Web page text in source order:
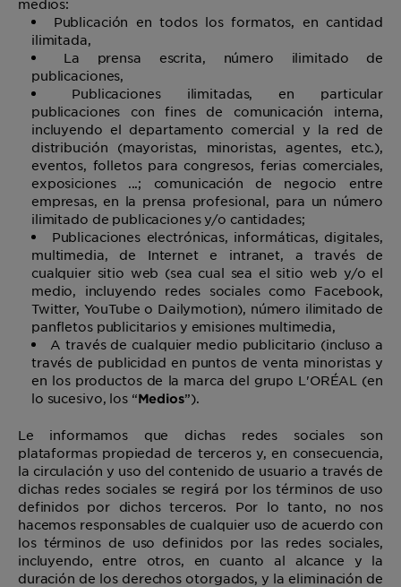
medios:
Publicación en todos los formatos, en cantidad
ilimitada,
La prensa escrita, número ilimitado de
publicaciones,
Publicaciones ilimitadas, en particular
publicaciones con fines de comunicación interna,
incluyendo el departamento comercial y la red de
distribución (mayoristas, minoristas, agentes, etc.),
eventos, folletos para congresos, ferias comerciales,
exposiciones ...; comunicación de negocio entre
empresas, en la prensa profesional, para un número
ilimitado de publicaciones y/o cantidades;
Publicaciones electrónicas, informáticas, digitales,
multimedia, de Internet e intranet, a través de
cualquier sitio web (sea cual sea el sitio web y/o el
medio, incluyendo redes sociales como Facebook,
Twitter, YouTube o Dailymotion), número ilimitado de
panfletos publicitarios y emisiones multimedia,
A través de cualquier medio publicitario (incluso a
través de publicidad en puntos de venta minoristas y
en los productos de la marca del grupo L'ORÉAL (en
lo sucesivo, los “Medios”).
Le informamos que dichas redes sociales son
plataformas propiedad de terceros y, en consecuencia,
la circulación y uso del contenido de usuario a través de
dichas redes sociales se regirá por los términos de uso
definidos por dichos terceros. Por lo tanto, no nos
hacemos responsables de cualquier uso de acuerdo con
los términos de uso definidos por las redes sociales,
incluyendo, entre otros, en cuanto al alcance y la
duración de los derechos otorgados, y la eliminación de